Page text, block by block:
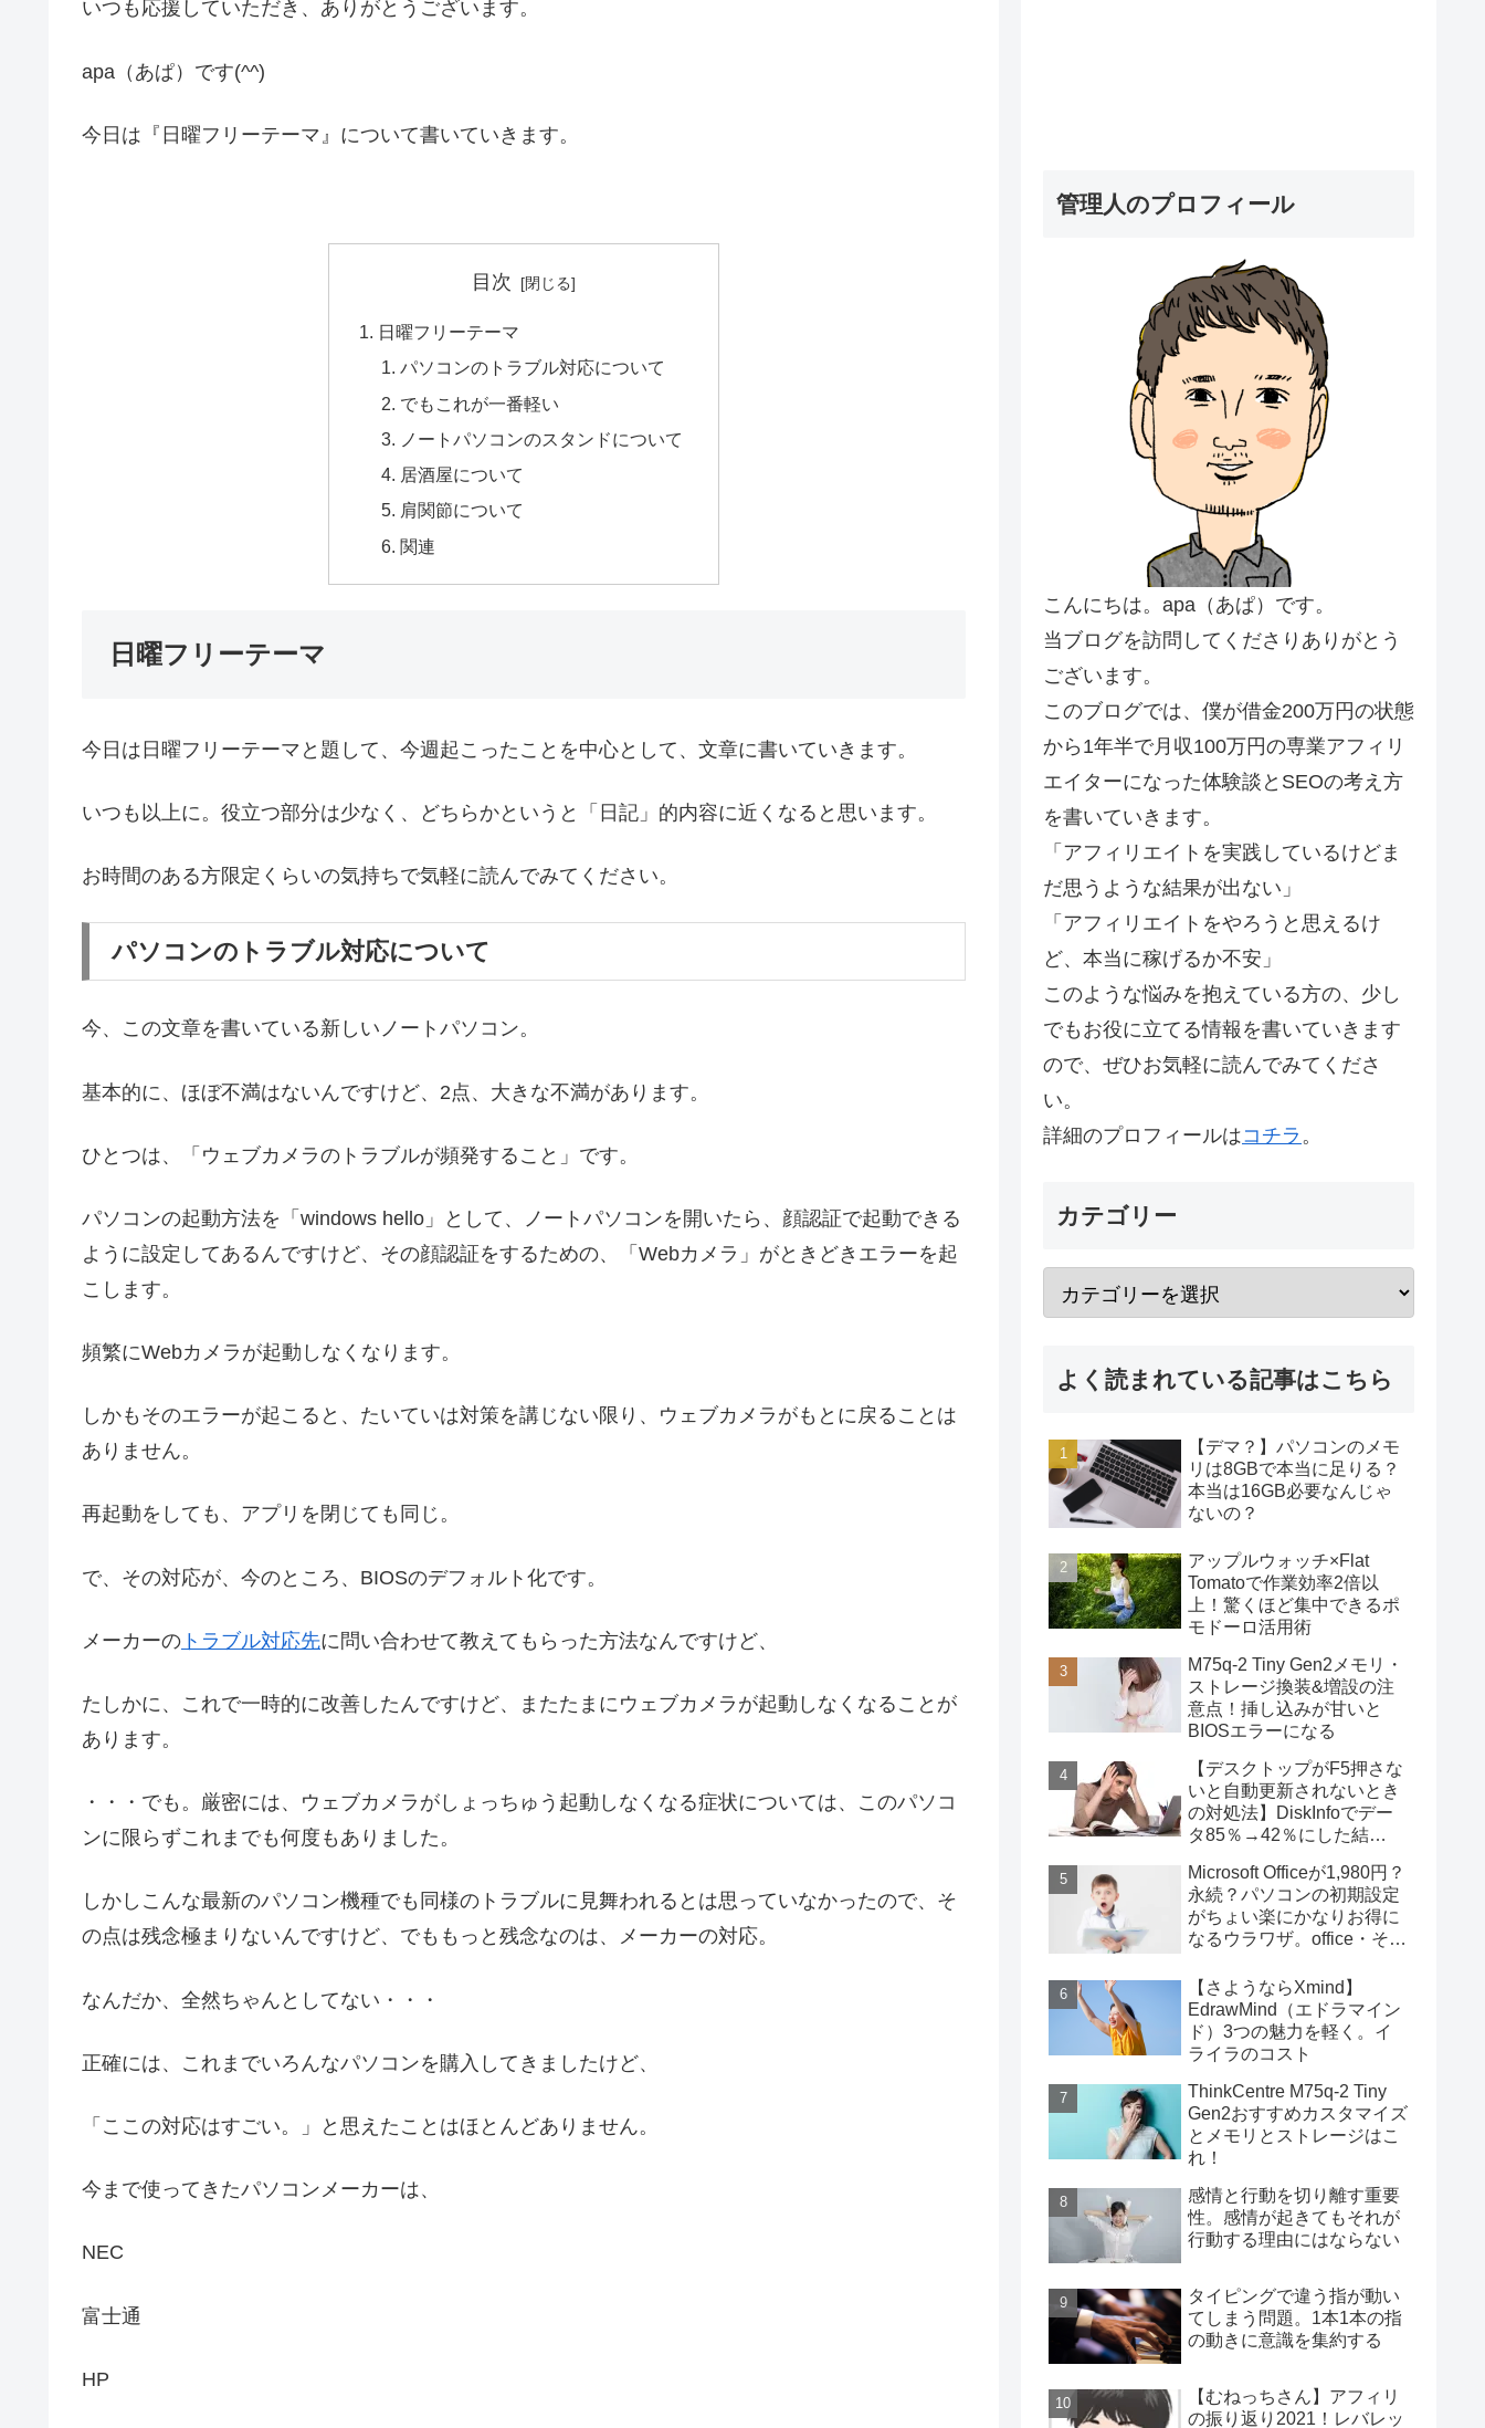
いつも応援していただき、ありがとうございます。
apa（あぱ）です(^^)
今日は『日曜フリーテーマ』について書いていきます。
目次
日曜フリーテーマ
パソコンのトラブル対応について
でもこれが一番軽い
ノートパソコンのスタンドについて
居酒屋について
肩関節について
関連
日曜フリーテーマ
今日は日曜フリーテーマと題して、今週起こったことを中心として、文章に書いていきます。
いつも以上に。役立つ部分は少なく、どちらかというと「日記」的内容に近くなると思います。
お時間のある方限定くらいの気持ちで気軽に読んでみてください。
パソコンのトラブル対応について
今、この文章を書いている新しいノートパソコン。
基本的に、ほぼ不満はないんですけど、2点、大きな不満があります。
ひとつは、「ウェブカメラのトラブルが頻発すること」です。
パソコンの起動方法を「windows hello」として、ノートパソコンを開いたら、顔認証で起動できる
ように設定してあるんですけど、その顔認証をするための、「Webカメラ」がときどきエラーを起
こします。
頻繁にWebカメラが起動しなくなります。
しかもそのエラーが起こると、たいていは対策を講じない限り、ウェブカメラがもとに戻ることは
ありません。
再起動をしても、アプリを閉じても同じ。
で、その対応が、今のところ、BIOSのデフォルト化です。
メーカーの トラブル対応先に問い合わせて教えてもらった方法なんですけど、
たしかに、これで一時的に改善したんですけど、またたまにウェブカメラが起動しなくなることが
あります。
・・・でも。厳密には、ウェブカメラがしょっちゅう起動しなくなる症状については、このパソコ
ンに限らずこれまでも何度もありました。
しかしこんな最新のパソコン機種でも同様のトラブルに見舞われるとは思っていなかったので、そ
の点は残念極まりないんですけど、でももっと残念なのは、メーカーの対応。
なんだか、全然ちゃんとしてない・・・
正確には、これまでいろんなパソコンを購入してきましたけど、
「ここの対応はすごい。」と思えたことはほとんどありません。
今まで使ってきたパソコンメーカーは、
NEC
富士通
HP
管理人のプロフィール
こんにちは。apa（あぱ）です。
当ブログを訪問してくださりありがとう
ございます。
このブログでは、僕が借金200万円の状態
から1年半で月収100万円の専業アフィリ
エイターになった体験談とSEOの考え方
を書いていきます。
「アフィリエイトを実践しているけどま
だ思うような結果が出ない」
「アフィリエイトをやろうと思えるけ
ど、本当に稼げるか不安」
このような悩みを抱えている方の、少し
でもお役に立てる情報を書いていきます
ので、ぜひお気軽に読んでみてくださ
い。
詳細のプロフィールはコチラ 。
カテゴリー
よく読まれている記事はこちら
【デマ？】パソコンのメモ
リは8GBで本当に足りる？
本当は16GB必要なんじゃ
ないの？
アップルウォッチ×Flat
Tomatoで作業効率2倍以
上！驚くほど集中できるポ
モドーロ活用術
M75q-2 Tiny Gen2メモリ・
ストレージ換装&増設の注
意点！挿し込みが甘いと
BIOSエラーになる
【デスクトップがF5押さな
いと自動更新されないとき
の対処法】DiskInfoでデー
タ85％→42％にした結
Microsoft Officeが1,980円？
永続？パソコンの初期設定
がちょい楽にかなりお得に
なるウラワザ。office・その
【さようならXmind】
EdrawMind（エドラマイン
ド）3つの魅力を軽く。イ
ライラのコスト
ThinkCentre M75q-2 Tiny
Gen2おすすめカスタマイズ
とメモリとストレージはこ
れ！
感情と行動を切り離す重要
性。感情が起きてもそれが
行動する理由にはならない
タイピングで違う指が動い
てしまう問題。1本1本の指
の動きに意識を集約する
【むねっちさん】アフィリ
の振り返り2021！レバレッ